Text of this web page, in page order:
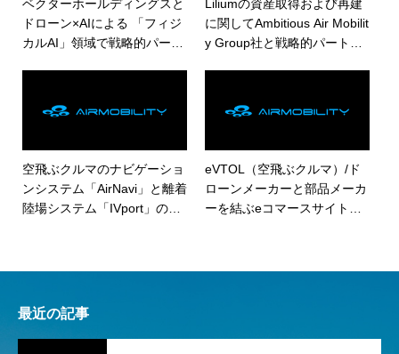
ベクターホールディングスと
ドローン×AIによる 「フィジ
カルAI」領域で戦略的パート
Liliumの資産取得および再建
に関してAmbitious Air Mobilit
y Group社と戦略的パートナ
空⾶ぶクルマのナビゲーショ
ンシステム「AirNavi」と離着
陸場システム「IVport」の実
eVTOL（空飛ぶクルマ）/ド
ローンメーカーと部品メーカ
ーを結ぶeコマースサイト「A
最近の記事